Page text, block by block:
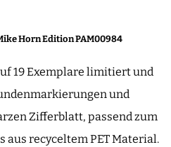
Horn Edition PAM00984
19 Exemplare limitiert und
und
Zifferblatt, passend zum
aus recyceltem PET Material.